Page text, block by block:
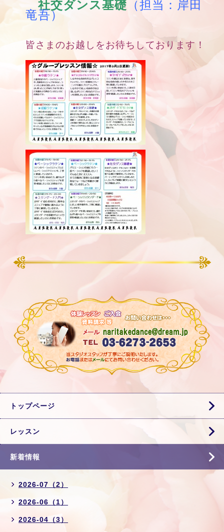
社交ダンス基礎 （担当：岸田
竜吾）
皆さまのお越しをお待ちしております！
トップページ
レッスン
新着情報
2026-07（2）
2026-06（1）
2026-04（3）